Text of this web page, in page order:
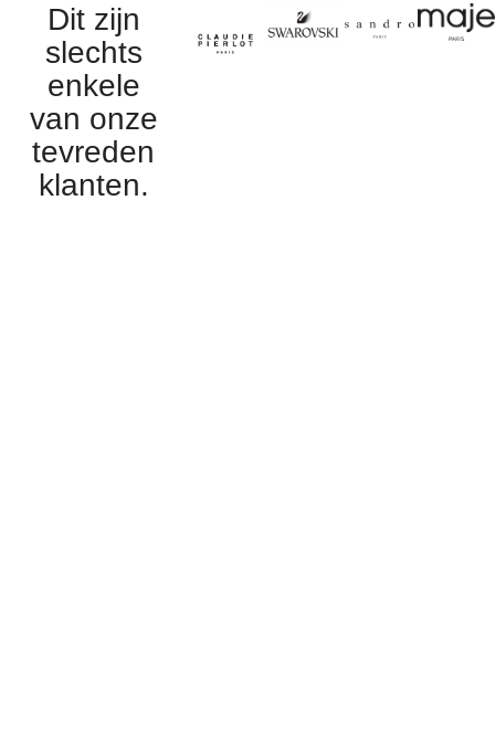
Dit zijn
slechts
enkele
van onze
tevreden
klanten.